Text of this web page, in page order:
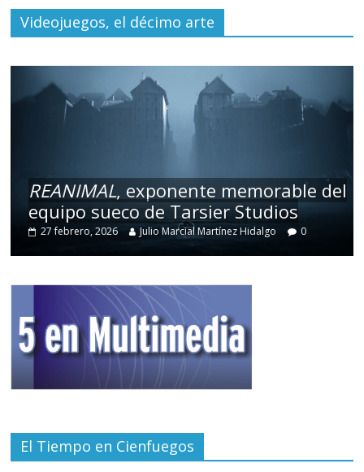
Videojuegos, el décimo arte
REANIMAL, exponente memorable del
equipo sueco de Tarsier Studios
27 febrero, 2026 Julio Marcial Martínez Hidalgo 0
El Tiempo en Cienfuegos